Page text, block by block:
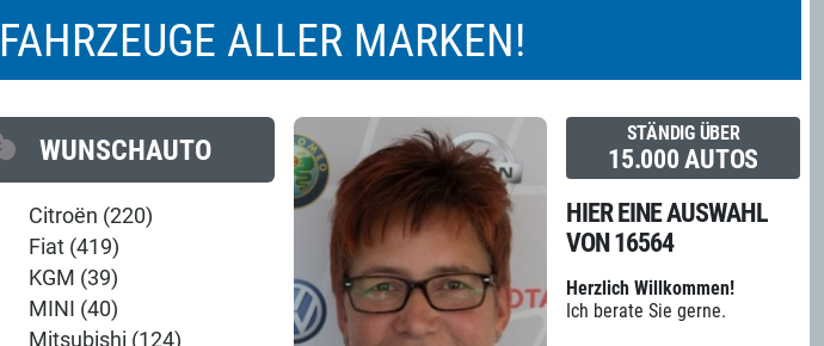
FAHRZEUGE ALLER MARKEN!
WUNSCHAUTO
Citroën (220)
Fiat (419)
KGM (39)
MINI (40)
Mitsubishi (124)
STÄNDIG ÜBER
15.000 AUTOS
HIER EINE AUSWAHL
VON 16564
Herzlich Willkommen!
Ich berate Sie gerne.